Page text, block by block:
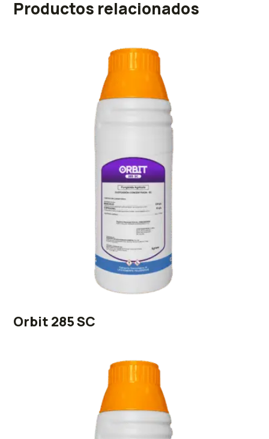
Productos relacionados
Orbit 285 SC